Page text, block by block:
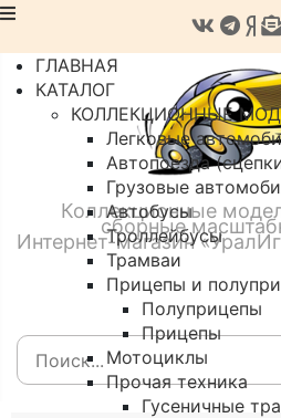
Коллекционные
сборные
Интернет-магазин
ГЛАВНАЯ
КАТАЛОГ
КОЛЛЕКЦИОННЫЕ
Легковые
Автопоезда
Грузовые
Автобусы
Троллейбусы
Трамваи
Прицепы и
Полуприцепы
Прицепы
Мотоциклы
Прочая техника
Гусеничные